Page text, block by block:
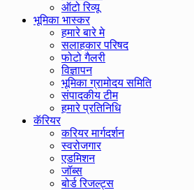
ऑटो रिव्यू
भूमिका भास्कर
हमारे बारे मे
सलाहकार परिषद
फोटो गैलरी
विज्ञापन
भूमिका ग्रामोदय समिति
संपादकीय टीम
हमारे प्रतिनिधि
कॅरियर
करियर मार्गदर्शन
स्वरोजगार
एडमिशन
जॉब्स
बोर्ड रिजल्ट्स